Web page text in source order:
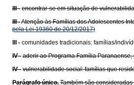
III - encontrar-se em situação de
III -Atenção às Famílias dos Adolescentes
pela Lei 19360 de 20/12/2017)
III - comunidades tradicionais: famílias/
IV - aderir ao Programa Família
IV - vulnerabilidade social: famílias que
Parágrafo único. Também são